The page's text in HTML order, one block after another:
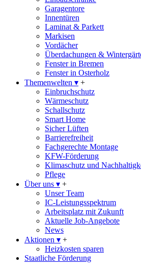
Garagentore
Innentüren
Laminat & Parkett
Markisen
Vordächer
Überdachungen &
Fenster in Bremen
Fenster in Osterholz
Themenwelten ▾ +
Einbruchschutz
Wärmeschutz
Schallschutz
Smart Home
Sicher Lüften
Barrierefreiheit
Fachgerechte Montage
KFW-Förderung
Klimaschutz und
Pflege
Über uns ▾ +
Unser Team
IC-Leistungsspektrum
Arbeitsplatz mit Zukunft
Aktuelle Job-Angebote
News
Aktionen ▾ +
Heizkosten sparen
Staatliche Förderung